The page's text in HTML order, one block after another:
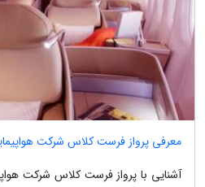
معرفی پرواز فرست کلاس شرکت